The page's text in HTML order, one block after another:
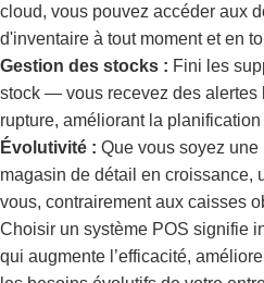
cloud, vous pouvez accéder aux
d'inventaire à tout moment et en
Gestion des stocks : Fini les
stock — vous recevez des alertes
rupture, améliorant la
Évolutivité : Que vous soyez
magasin de détail en croissance,
vous, contrairement aux caisses
Choisir un système POS signifie
qui augmente l’efficacité,